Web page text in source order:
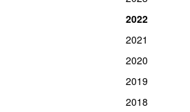
2022
2021
2020
2019
2018